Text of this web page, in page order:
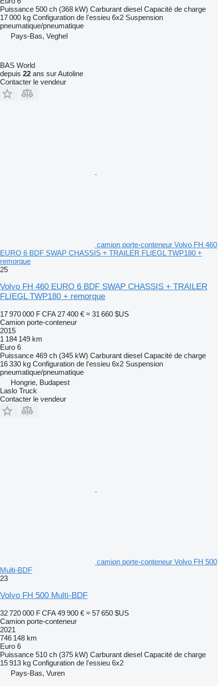
Puissance 500 ch (368 kW) Carburant diesel Capacité de charge
17 000 kg Configuration de l'essieu 6x2 Suspension
pneumatique/pneumatique
Pays-Bas, Veghel
BAS World
depuis 22 ans sur Autoline
Contacter le vendeur
camion porte-conteneur Volvo FH 460
EURO 6 BDF SWAP CHASSIS + TRAILER FLIEGL TWP180 +
remorque
25
Volvo FH 460 EURO 6 BDF SWAP CHASSIS + TRAILER
FLIEGL TWP180 + remorque
17 970 000 F CFA 27 400 € ≈ 31 660 $US
Camion porte-conteneur
2015
1 184 149 km
Euro 6
Puissance 469 ch (345 kW) Carburant diesel Capacité de charge
16 330 kg Configuration de l'essieu 6x2 Suspension
pneumatique/pneumatique
Hongrie, Budapest
Laslo Truck
Contacter le vendeur
camion porte-conteneur Volvo FH 500
Multi-BDF
23
Volvo FH 500 Multi-BDF
32 720 000 F CFA 49 900 € ≈ 57 650 $US
Camion porte-conteneur
2021
746 148 km
Euro 6
Puissance 510 ch (375 kW) Carburant diesel Capacité de charge
15 913 kg Configuration de l'essieu 6x2
Pays-Bas, Vuren